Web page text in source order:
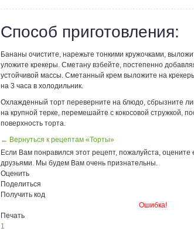
Способ приготовления:
Бананы очистите, нарежьте тонкими кружочками,
уложите крекеры. Сметану взбейте, постепенно
устойчивой массы. Сметанный крем выложите на
на 3 часа в холодильник.
Охлажденный торт переверните на блюдо, сбрызните
на крупной терке, перемешайте с кокосовой стружкой,
поверхность торта.
← Вернуться к рецептам «Торты»
Если Вам понравился этот рецепт, пожалуйста, оцените
друзьями. Мы будем Вам очень признательны.
Оценить
Поделиться
Получить код
Ошибка!
Печать
1